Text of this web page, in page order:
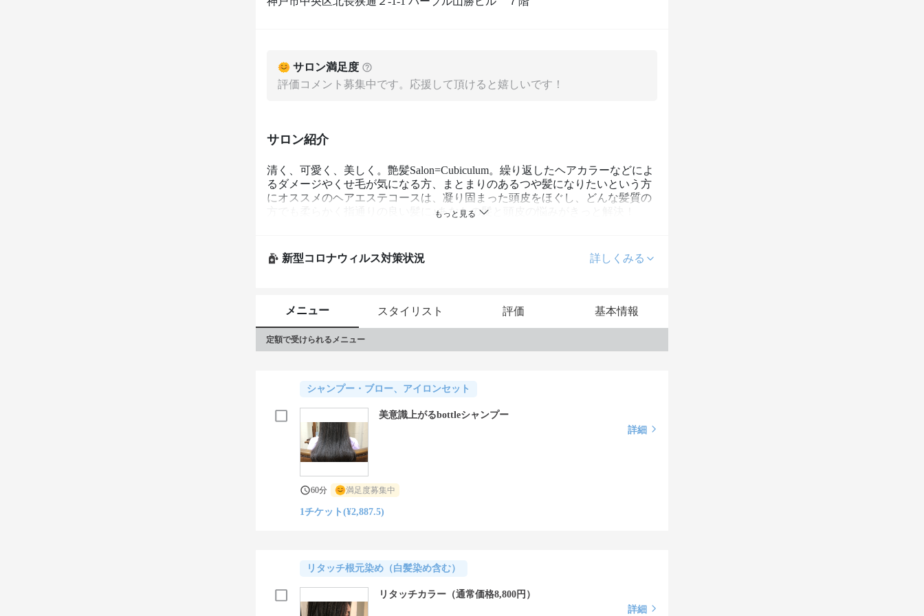
サロン満足度
評価コメント募集中です。応援して頂けると嬉しいです！
サロン紹介
清く、可愛く、美しく。艶髪Salon=Cubiculum。繰り返したヘアカラーなどによ
るダメージやくせ毛が気になる方、まとまりのあるつや髪になりたいという方
にオススメのヘアエステコースは、凝り固まった頭皮をほぐし、どんな髪質の
方でも柔らかく指通りの良い髪に♪あなたの髪と頭皮の悩みがきっと解決！
新型コロナウィルス対策状況 詳しくみる
メニュー スタイリスト 評価 基本情報
定額で受けられるメニュー
シャンプー・ブロー、アイロンセット
美意識上がるbottleシャンプー
詳細
60分 満足度募集中
1チケット(¥2,887.5)
リタッチ根元染め（白髪染め含む）
リタッチカラー（通常価格8,800円）
詳細